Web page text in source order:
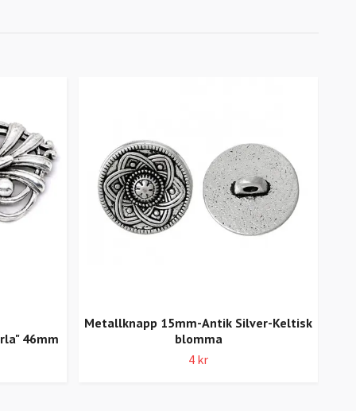
46mm
Metallknapp 15mm-Antik Silver-Keltisk
blomma
4 kr